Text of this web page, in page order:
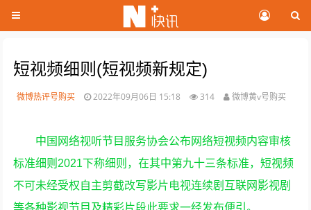
短视频细则(短视频新规定)
微博热评号购买 2022年09月06日 15:18 314 微博黄v号购买
中国网络视听节目服务协会公布网络短视频内容审核
标准细则2021下称细则，在其中第九十三条标准，短视频
不可未经受权自主剪截改写影片电视连续剧互联网影视剧
等各种影视节目及精彩片段此要求一经发布便引。